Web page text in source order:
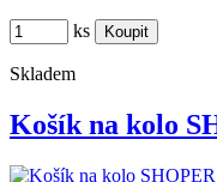
ks
Skladem
Košík na kolo